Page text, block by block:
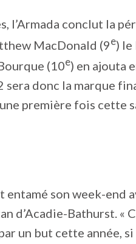
l’Armada conclut la
MacDonald (9e) le
(10e) en ajouta
donc la marque
première fois cette
entamé son week-
Bathurst. «
un but cette année,